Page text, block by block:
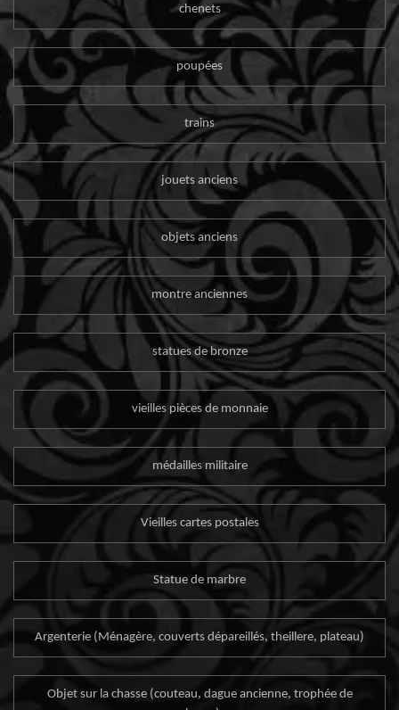
chenets
poupées
trains
jouets anciens
objets anciens
montre anciennes
statues de bronze
vieilles pièces de monnaie
médailles militaire
Vieilles cartes postales
Statue de marbre
Argenterie (Ménagère, couverts dépareillés, theillere, plateau)
Objet sur la chasse (couteau, dague ancienne, trophée de